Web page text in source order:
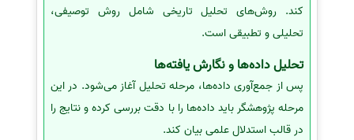
کند. روش‌های تحلیل تاریخی شامل روش توصیفی،
تحلیلی و تطبیقی است.
تحلیل داده‌ها و نگارش یافته‌ها
پس از جمع‌آوری داده‌ها، مرحله تحلیل آغاز می‌شود. در این
مرحله پژوهشگر باید داده‌ها را با دقت بررسی کرده و نتایج را
در قالب استدلال علمی بیان کند.